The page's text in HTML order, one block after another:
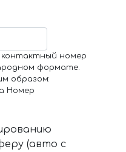
номер
формате.
образом:
Номер
(авто с